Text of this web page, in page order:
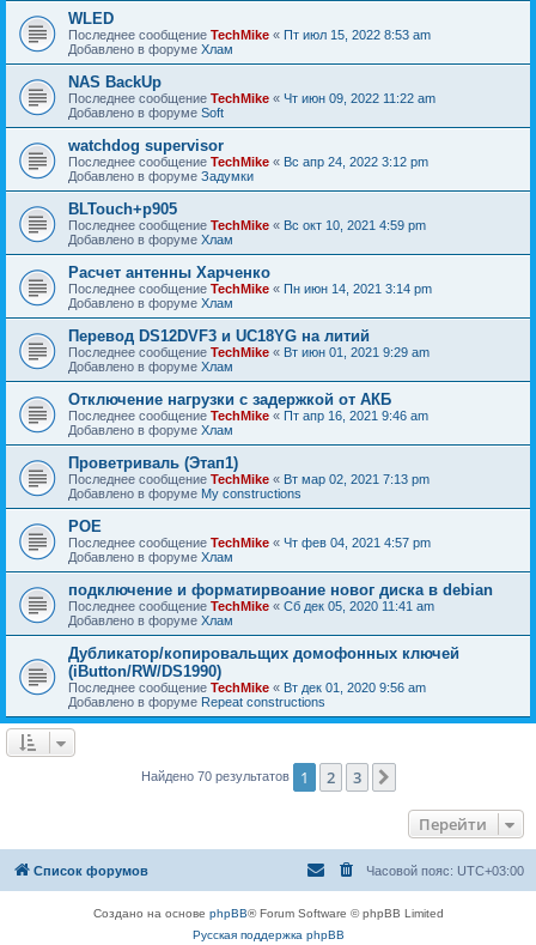
WLED
Последнее сообщение TechMike « Пт июл 15, 2022 8:53 am
Добавлено в форуме Хлам
NAS BackUp
Последнее сообщение TechMike « Чт июн 09, 2022 11:22 am
Добавлено в форуме Soft
watchdog supervisor
Последнее сообщение TechMike « Вс апр 24, 2022 3:12 pm
Добавлено в форуме Задумки
BLTouch+p905
Последнее сообщение TechMike « Вс окт 10, 2021 4:59 pm
Добавлено в форуме Хлам
Расчет антенны Харченко
Последнее сообщение TechMike « Пн июн 14, 2021 3:14 pm
Добавлено в форуме Хлам
Перевод DS12DVF3 и UC18YG на литий
Последнее сообщение TechMike « Вт июн 01, 2021 9:29 am
Добавлено в форуме Хлам
Отключение нагрузки с задержкой от АКБ
Последнее сообщение TechMike « Пт апр 16, 2021 9:46 am
Добавлено в форуме Хлам
Проветриваль (Этап1)
Последнее сообщение TechMike « Вт мар 02, 2021 7:13 pm
Добавлено в форуме My constructions
POE
Последнее сообщение TechMike « Чт фев 04, 2021 4:57 pm
Добавлено в форуме Хлам
подключение и форматирвоание новог диска в debian
Последнее сообщение TechMike « Сб дек 05, 2020 11:41 am
Добавлено в форуме Хлам
Дубликатор/копировальщих домофонных ключей
(iButton/RW/DS1990)
Последнее сообщение TechMike « Вт дек 01, 2020 9:56 am
Добавлено в форуме Repeat constructions
Найдено 70 результатов 1 2 3
Перейти
Список форумов Часовой пояс: UTC+03:00
Создано на основе phpBB® Forum Software © phpBB Limited
Русская поддержка phpBB